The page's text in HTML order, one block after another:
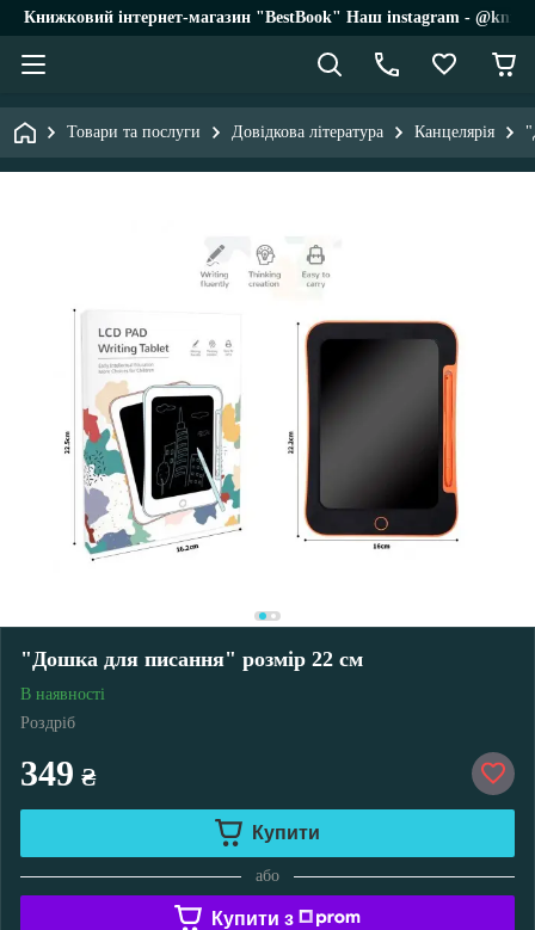
Книжковий інтернет-магазин "BestBook" Наш instagram -
Товари та послуги Довідкова література Канцелярія
"Дошка для писання" розмір 22 см
В наявності
Роздріб
349 ₴
Купити
або
Купити з